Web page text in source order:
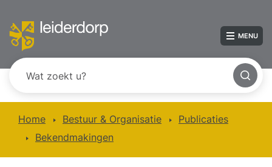
MENU
Home Bestuur & Organisatie
Publicaties
Bekendmakingen